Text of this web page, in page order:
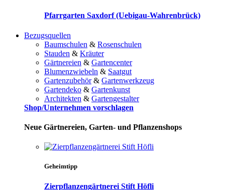
Pfarrgarten Saxdorf (Uebigau-Wahrenbrück)
Bezugsquellen
Baumschulen & Rosenschulen
Stauden & Kräuter
Gärtnereien & Gartencenter
Blumenzwiebeln & Saatgut
Gartenzubehör& Gartenwerkzeug
Gartendeko & Gartenkunst
Architekten & Gartengestalter
Shop/Unternehmen vorschlagen
Neue Gärtnereien, Garten- und Pflanzenshops
Geheimtipp
Zierpflanzengärtnerei Stift Höfli